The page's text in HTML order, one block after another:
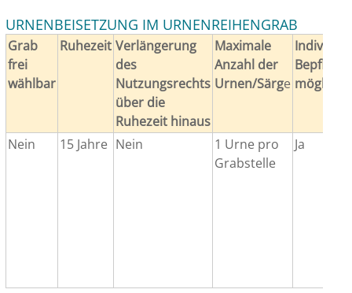
URNENBEISETZUNG IM URNENREIHENGRAB
Grab
frei
wählbar
Ruhezeit Verlängerung
des
Nutzungsrechts
über die
Ruhezeit hinaus
Maximale
Anzahl der
Urnen/Särge möglich*
Nein 15 Jahre Nein
1 Urne pro
Grabstelle
Ja